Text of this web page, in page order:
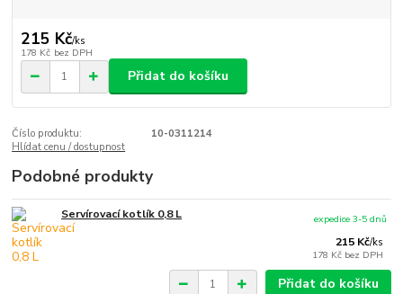
215 Kč/ks
178 Kč bez DPH
Přidat do košíku
Číslo produktu:
10-0311214
Hlídat cenu / dostupnost
Podobné produkty
Servírovací kotlík 0,8 L
215 Kč/ks
178 Kč bez DPH
expedice 3-5 dnů
Přidat do košíku